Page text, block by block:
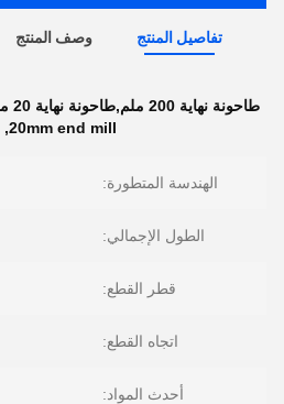
تفاصيل المنتج وصف المنتج
طاحونة نهاية 200 ملم,طاحونة نهاية 20 ملم,طاحونة نهاية دقة 200 ملم
20mm end mill
,
الهندسة المتطورة:
الطول الإجمالي:
قطر القطع:
اتجاه القطع:
أحدث المواد: